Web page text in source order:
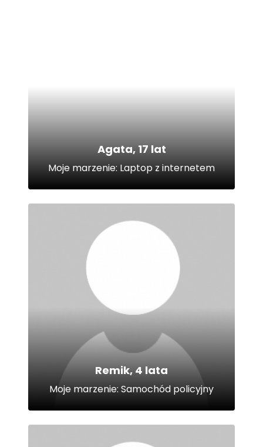
Agata, 17 lat
Moje marzenie: Laptop z internetem
Remik, 4 lata
Moje marzenie: Samochód policyjny